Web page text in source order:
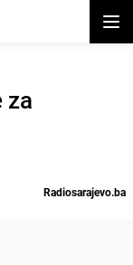
za
Radiosarajevo.ba